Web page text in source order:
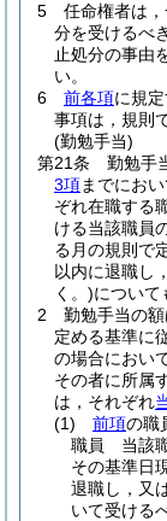
5
任命権者は
分を受けるべ
止処分の事由
い。
6
前各項に規
事項は，規則
(勤勉手当)
第21条
勤勉手
3項までにお
ぞれ在職する
ける当該職員
る月の規則で
以内に退職し
く。)について
2
勤勉手当の
定める基準に
の場合におい
その者に所属
は，それぞれ
(1)
前項の職
職員 当該
その基準日
退職し，又
いて受ける